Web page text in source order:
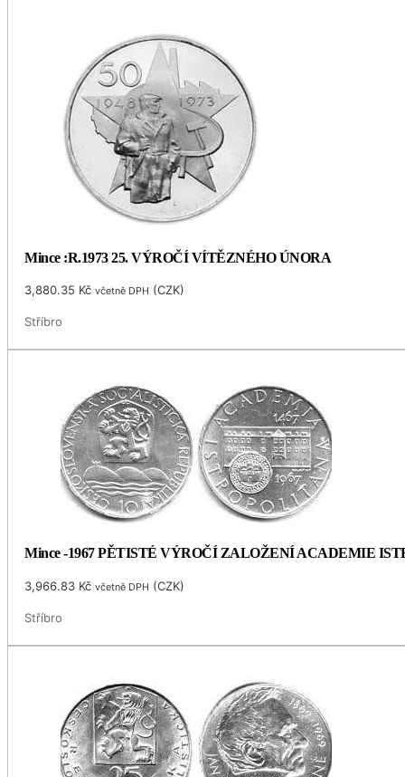
Mince :R.1973 25. VÝROČÍ VÍTĚZNÉHO ÚNORA
3,880.35 Kč včetně DPH (CZK)
Stříbro
Mince -1967 PĚTISTÉ VÝROČÍ ZALOŽENÍ ACADEMIE
3,966.83 Kč včetně DPH (CZK)
Stříbro